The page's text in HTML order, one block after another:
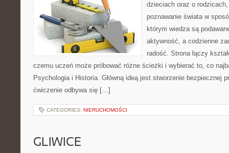
dzieciach oraz o
poznawanie świata w
którym wiedza są
aktywność, a codzienne
radość. Strona łączy
czemu uczeń może próbować różne ścieżki i wybierać to, co
Psychologia i Historia. Główną ideą jest stworzenie bezpiecznej
ćwiczenie odbywa się […]
CATEGORIES: NIERUCHOMOŚCI
GLIWICE